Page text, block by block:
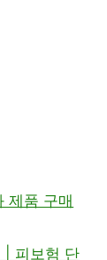
제품 구매
| 피보험 단